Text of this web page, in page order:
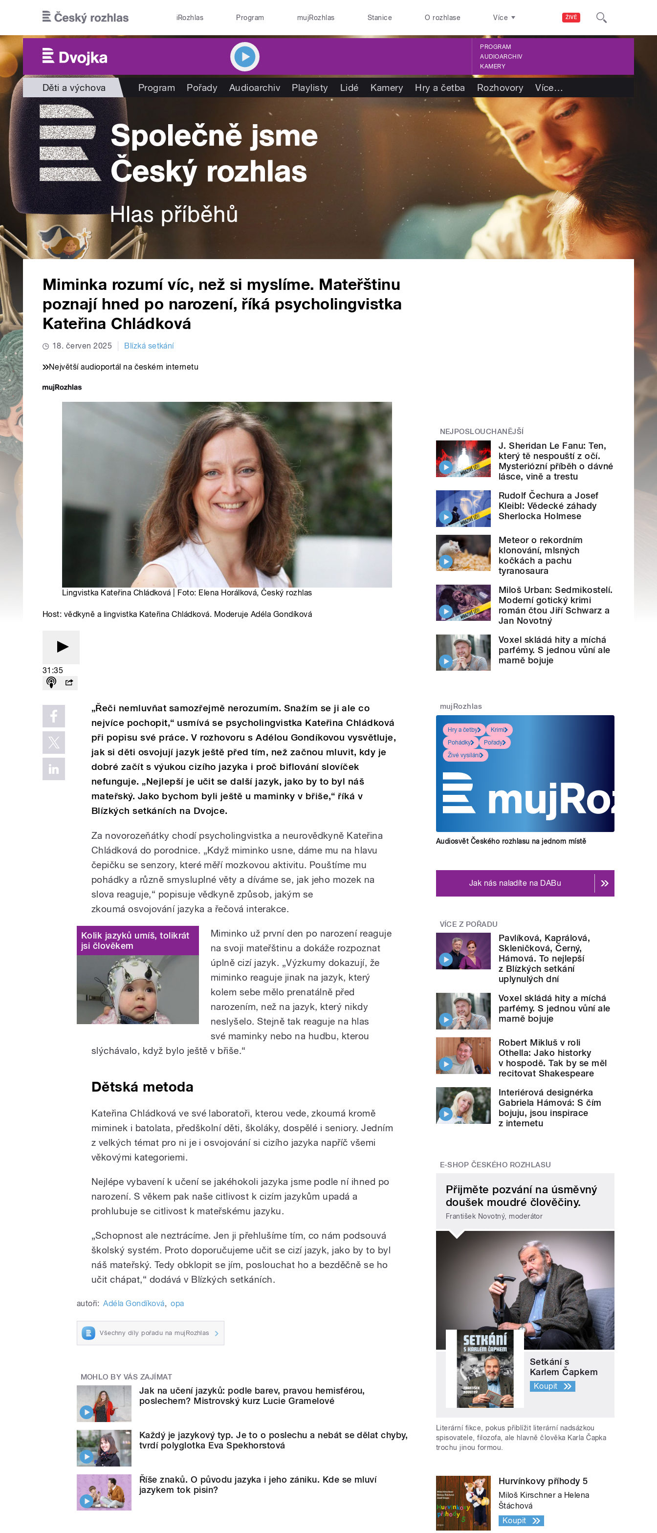
ŽIVĚ
iRozhlas Program mujRozhlas Stanice O rozhlase Více
PROGRAM
AUDIOARCHIV
KAMERY
Děti a výchova Program Pořady Audioarchiv Playlisty Lidé Kamery Hry a četba Rozhovory Více…
Miminka rozumí víc, než si myslíme. Mateřštinu
poznají hned po narození, říká psycholingvistka
Kateřina Chládková
18. červen 2025 Blízká setkání
Největší audioportál na českém internetu
Lingvistka Kateřina Chládková | Foto: Elena Horálková, Český rozhlas
Host: vědkyně a lingvistka Kateřina Chládková. Moderuje Adéla Gondíková
31:35
„Řeči nemluvňat samozřejmě nerozumím. Snažím se ji ale co
nejvíce pochopit,“ usmívá se psycholingvistka Kateřina Chládková
při popisu své práce. V rozhovoru s Adélou Gondíkovou vysvětluje,
jak si děti osvojují jazyk ještě před tím, než začnou mluvit, kdy je
dobré začít s výukou cizího jazyka i proč biflování slovíček
nefunguje. „Nejlepší je učit se další jazyk, jako by to byl náš
mateřský. Jako bychom byli ještě u maminky v břiše,“ říká v
Blízkých setkáních na Dvojce.
Za novorozeňátky chodí psycholingvistka a neurovědkyně Kateřina
Chládková do porodnice. „Když miminko usne, dáme mu na hlavu
čepičku se senzory, které měří mozkovou aktivitu. Pouštíme mu
pohádky a různě smysluplné věty a díváme se, jak jeho mozek na
slova reaguje,“ popisuje vědkyně způsob, jakým se
zkoumá osvojování jazyka a řečová interakce.
Kolik jazyků umíš, tolikrát
jsi člověkem
Miminko už první den po narození reaguje
na svoji mateřštinu a dokáže rozpoznat
úplně cizí jazyk. „Výzkumy dokazují, že
miminko reaguje jinak na jazyk, který
kolem sebe mělo prenatálně před
narozením, než na jazyk, který nikdy
neslyšelo. Stejně tak reaguje na hlas
své maminky nebo na hudbu, kterou
slýchávalo, když bylo ještě v břiše.“
Dětská metoda
Kateřina Chládková ve své laboratoři, kterou vede, zkoumá kromě
miminek i batolata, předškolní děti, školáky, dospělé i seniory. Jedním
z velkých témat pro ni je i osvojování si cizího jazyka napříč všemi
věkovými kategoriemi.
Nejlépe vybavení k učení se jakéhokoli jazyka jsme podle ní ihned po
narození. S věkem pak naše citlivost k cizím jazykům upadá a
prohlubuje se citlivost k mateřskému jazyku.
„Schopnost ale neztrácíme. Jen ji přehlušíme tím, co nám podsouvá
školský systém. Proto doporučujeme učit se cizí jazyk, jako by to byl
náš mateřský. Tedy obklopit se jím, poslouchat ho a bezděčně se ho
učit chápat,“ dodává v Blízkých setkáních.
autoři: Adéla Gondíková, opa
Všechny díly pořadu na mujRozhlas
MOHLO BY VÁS ZAJÍMAT
Jak na učení jazyků: podle barev, pravou hemisférou,
poslechem? Mistrovský kurz Lucie Gramelové
Každý je jazykový typ. Je to o poslechu a nebát se dělat chyby,
tvrdí polyglotka Eva Spekhorstová
Říše znaků. O původu jazyka i jeho zániku. Kde se mluví
jazykem tok pisin?
NEJPOSLOUCHANĚJŠÍ
J. Sheridan Le Fanu: Ten,
který tě nespouští z očí.
Mysteriózní příběh o dávné
lásce, vině a trestu
Rudolf Čechura a Josef
Kleibl: Vědecké záhady
Sherlocka Holmese
Meteor o rekordním
klonování, mlsných
kočkách a pachu
tyranosaura
Miloš Urban: Sedmikostelí.
Moderní gotický krimi
román čtou Jiří Schwarz a
Jan Novotný
Voxel skládá hity a míchá
parfémy. S jednou vůní ale
marně bojuje
mujRozhlas
Hry a četby
Krimi
Pohádky
Pořady
Živé vysílání
Audiosvět Českého rozhlasu na jednom místě
Jak nás naladíte na DABu
VÍCE Z POŘADU
Pavlíková, Kaprálová,
Skleničková, Černý,
Hámová. To nejlepší
z Blízkých setkání
uplynulých dní
Voxel skládá hity a míchá
parfémy. S jednou vůní ale
marně bojuje
Robert Mikluš v roli
Othella: Jako historky
v hospodě. Tak by se měl
recitovat Shakespeare
Interiérová designérka
Gabriela Hámová: S čím
bojuju, jsou inspirace
z internetu
E-SHOP ČESKÉHO ROZHLASU
Přijměte pozvání na úsměvný
doušek moudré člověčiny.
František Novotný, moderátor
Setkání s
Karlem Čapkem
Koupit
Literární fikce, pokus přiblížit literární nadsázkou
spisovatele, filozofa, ale hlavně člověka Karla Čapka
trochu jinou formou.
Hurvínkovy příhody 5
Miloš Kirschner a Helena
Štáchová
Koupit